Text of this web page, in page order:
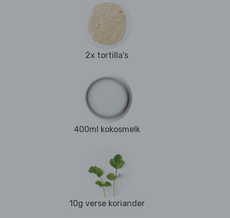
2x tortilla's
400ml kokosmelk
10g verse koriander